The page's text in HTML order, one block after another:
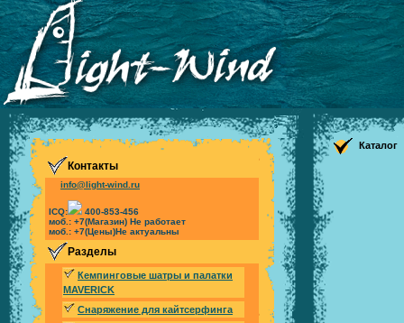
Контакты
info@light-wind.ru
ICQ:
400-853-456
моб.: +7(Магазин) Не работает
моб.: +7(Цены)Не актуальны
Разделы
Кемпинговые шатры и палатки
MAVERICK
Снаряжение для кайтсерфинга
Каталог